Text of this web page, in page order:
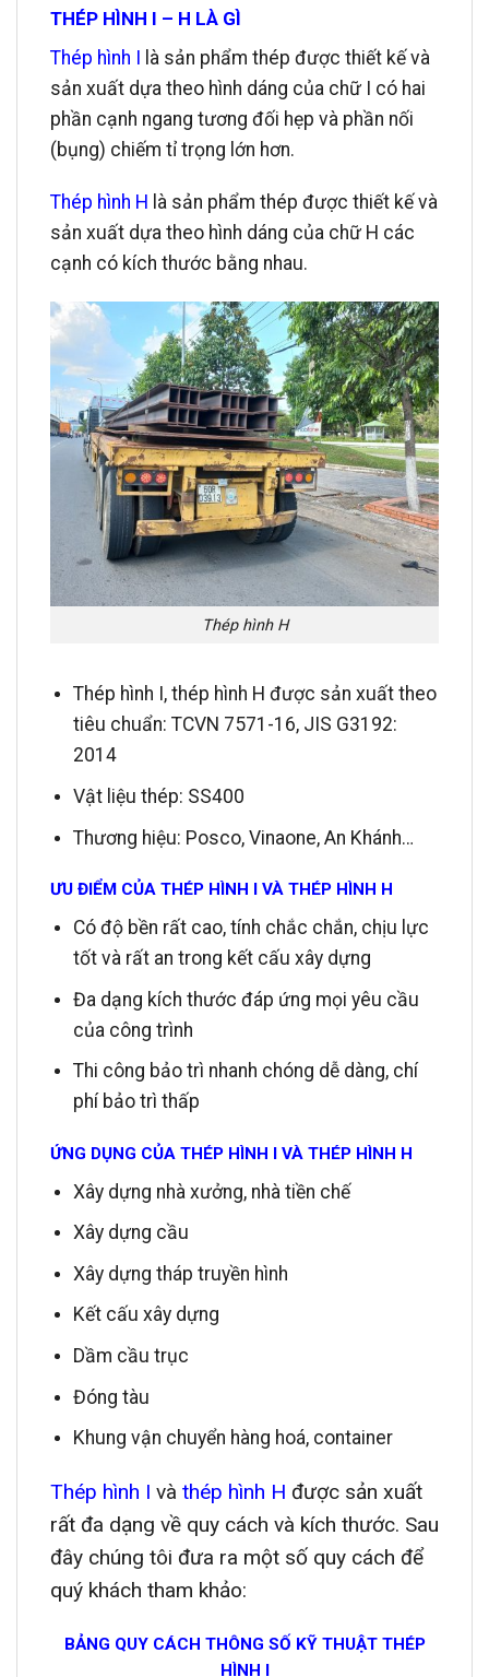
THÉP HÌNH I – H LÀ GÌ
Thép hình I là sản phẩm thép được thiết kế và
sản xuất dựa theo hình dáng của chữ I có hai
phần cạnh ngang tương đối hẹp và phần nối
(bụng) chiếm tỉ trọng lớn hơn.
Thép hình H là sản phẩm thép được thiết kế và
sản xuất dựa theo hình dáng của chữ H các
cạnh có kích thước bằng nhau.
Thép hình H
Thép hình I, thép hình H được sản xuất theo
tiêu chuẩn: TCVN 7571-16, JIS G3192:
2014
Vật liệu thép: SS400
Thương hiệu: Posco, Vinaone, An Khánh…
ƯU ĐIỂM CỦA THÉP HÌNH I VÀ THÉP HÌNH H
Có độ bền rất cao, tính chắc chắn, chịu lực
tốt và rất an trong kết cấu xây dựng
Đa dạng kích thước đáp ứng mọi yêu cầu
của công trình
Thi công bảo trì nhanh chóng dễ dàng, chí
phí bảo trì thấp
ỨNG DỤNG CỦA THÉP HÌNH I VÀ THÉP HÌNH H
Xây dựng nhà xưởng, nhà tiền chế
Xây dựng cầu
Xây dựng tháp truyền hình
Kết cấu xây dựng
Dầm cầu trục
Đóng tàu
Khung vận chuyển hàng hoá, container
Thép hình I và thép hình H được sản xuất
rất đa dạng về quy cách và kích thước. Sau
đây chúng tôi đưa ra một số quy cách để
quý khách tham khảo:
BẢNG QUY CÁCH THÔNG SỐ KỸ THUẬT THÉP
HÌNH I